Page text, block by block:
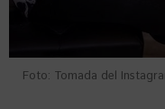
Foto: Tomada del